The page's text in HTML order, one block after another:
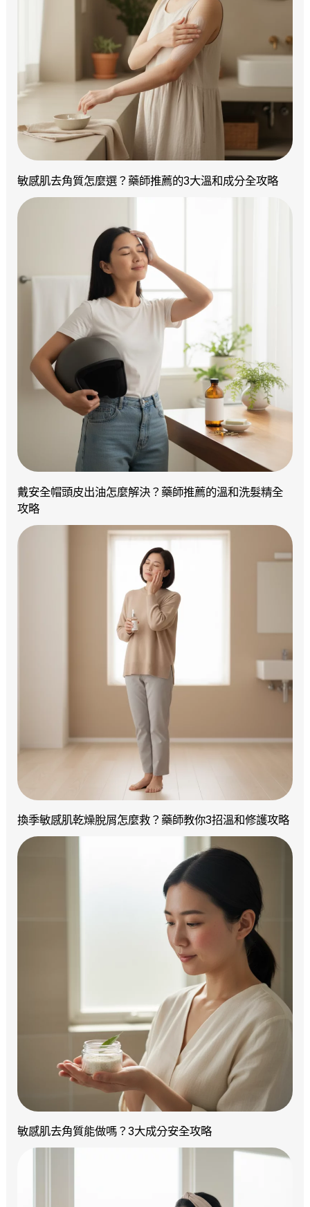
敏感肌去角質怎麼選？藥師推薦的3大溫和成分全攻略
戴安全帽頭皮出油怎麼解決？藥師推薦的溫和洗髮精全
攻略
換季敏感肌乾燥脫屑怎麼救？藥師教你3招溫和修護攻略
敏感肌去角質能做嗎？3大成分安全攻略